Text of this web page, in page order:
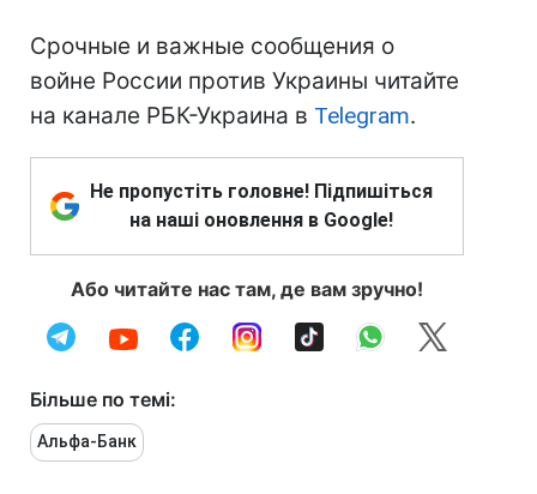
Срочные и важные сообщения о
войне России против Украины читайте
на канале РБК-Украина в Telegram.
Не пропустіть головне! Підпишіться
на наші оновлення в Google!
Або читайте нас там, де вам зручно!
Більше по темі:
Альфа-Банк